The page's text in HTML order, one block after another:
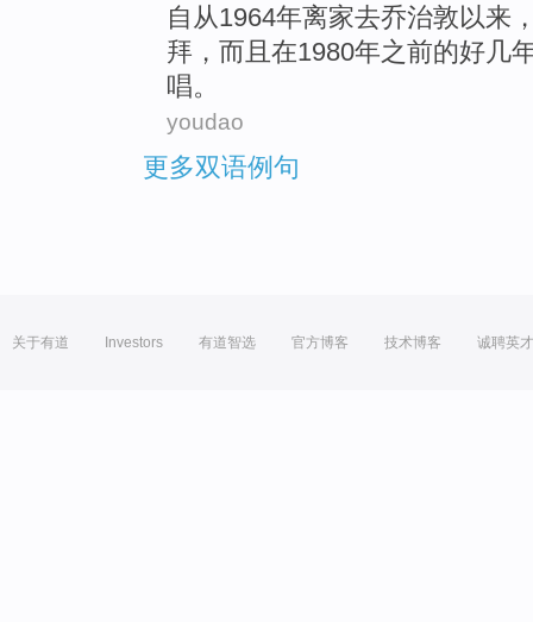
自从1964年离家去乔治敦以来
拜 ， 而且 在1980年之前的好几
唱。
youdao
更多双语例句
关于有道 Investors 有道智选 官方博客 技术博客 诚聘英才